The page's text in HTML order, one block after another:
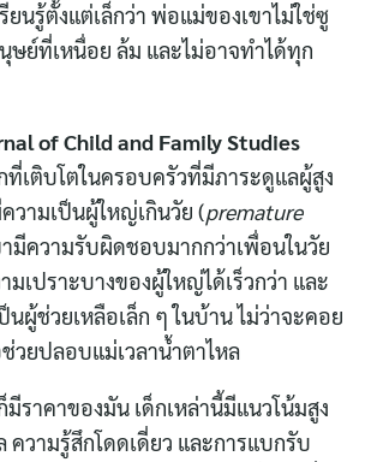
นรู้ตั้งแต่เล็กว่า พ่อแม่ของเขาไม่ใช่ซู
ษย์ที่เหนื่อย ล้ม และไม่อาจทำได้ทุก
of Child and Family Studies
ที่เติบโตในครอบครัวที่มีภาระดูแลผู้สูง
วามเป็นผู้ใหญ่เกินวัย (premature
มีความรับผิดชอบมากกว่าเพื่อนในวัย
มเปราะบางของผู้ใหญ่ได้เร็วกว่า และ
นผู้ช่วยเหลือเล็ก ๆ ในบ้าน ไม่ว่าจะคอย
วยปลอบแม่เวลาน้ำตาไหล
มีราคาของมัน เด็กเหล่านี้มีแนวโน้มสูง
ความรู้สึกโดดเดี่ยว และการแบกรับ